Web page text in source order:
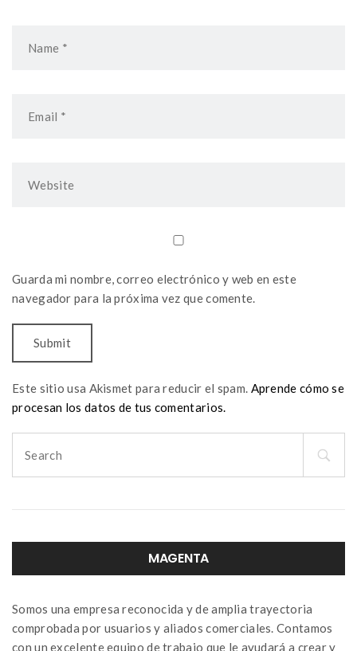
Guarda mi nombre, correo electrónico y web en este
navegador para la próxima vez que comente.
Este sitio usa Akismet para reducir el spam. Aprende cómo se
procesan los datos de tus comentarios.
for:
MAGENTA
Somos una empresa reconocida y de amplia trayectoria
comprobada por usuarios y aliados comerciales. Contamos
con un excelente equipo de trabajo que le ayudará a crear y